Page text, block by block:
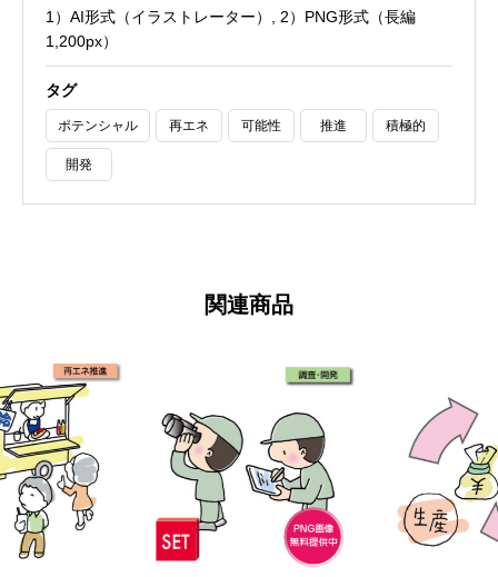
1）AI形式（イラストレーター）, 2）PNG形式（長編
1,200px）
タグ
ポテンシャル 再エネ 可能性 推進 積極的
開発
関連商品